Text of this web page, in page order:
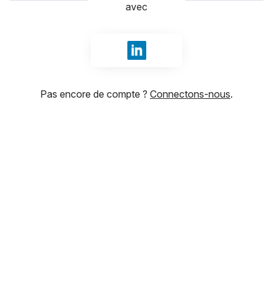
avec
Se connecter avec LinkedIn
Pas encore de compte ? Connectons-nous.